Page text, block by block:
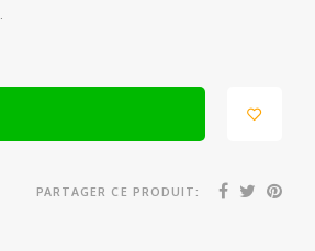
PARTAGER CE PRODUIT: